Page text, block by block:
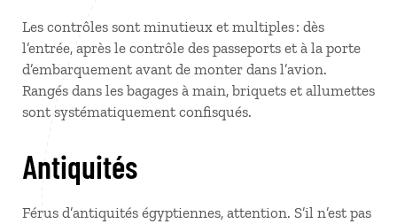
Les contrôles sont minutieux et multiples : dès
l’entrée, après le contrôle des passeports et à la porte
d’embarquement avant de monter dans l’avion.
Rangés dans les bagages à main, briquets et allumettes
sont systématiquement confisqués.
Antiquités
Férus d’antiquités égyptiennes, attention. S’il n’est pas